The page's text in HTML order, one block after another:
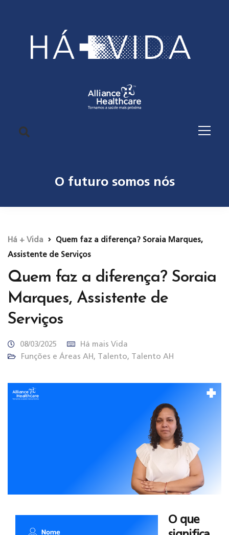
O futuro somos nós
Há + Vida
Quem faz a diferença? Soraia Marques,
Assistente de Serviços
Quem faz a diferença? Soraia
Marques, Assistente de
Serviços
08/03/2025
Há mais Vida
Funções e Áreas AH , Talento, Talento AH
O que